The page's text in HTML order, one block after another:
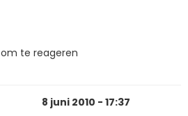
om te reageren
8 juni 2010 - 17:37